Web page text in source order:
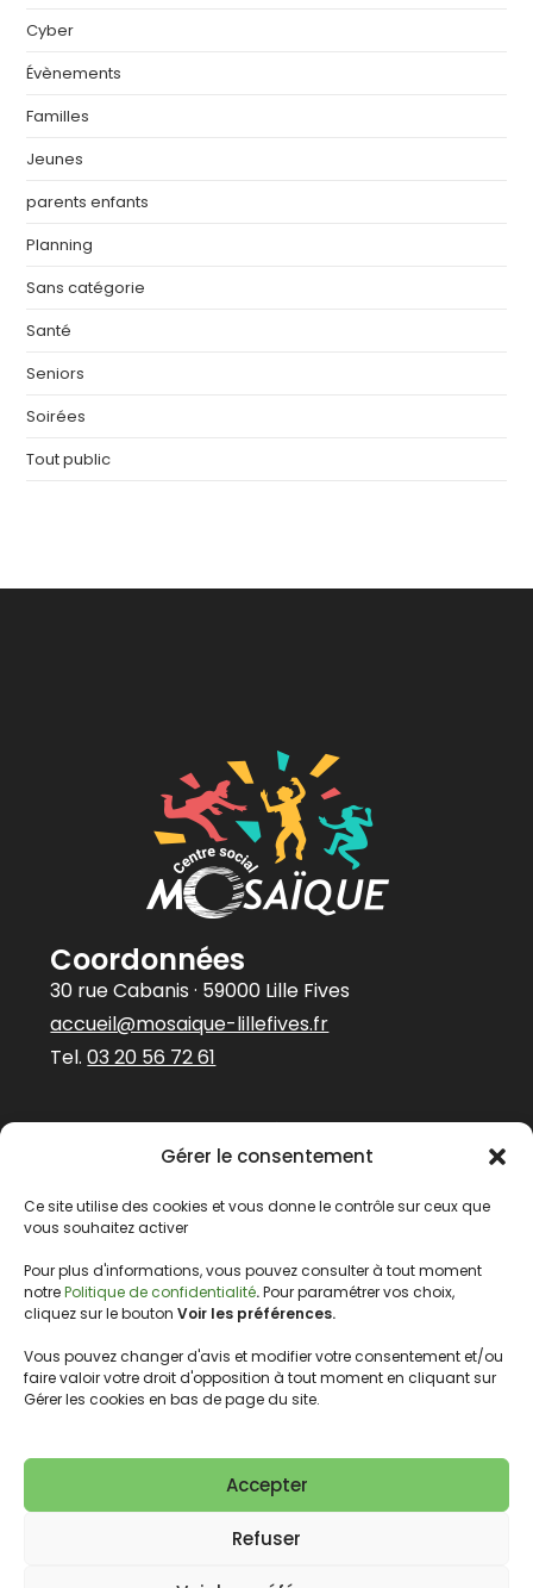
Gérer le consentement
Ce site utilise des cookies et vous donne le contrôle sur ceux que
vous souhaitez activer
Pour plus d'informations, vous pouvez consulter à tout moment
notrePolitique de confidentialité.Pour paramétrer vos choix,
cliquez sur le bouton Voir les préférences.
Vous pouvez changer d'avis et modifier votre consentement et/ou
faire valoir votre droit d'opposition à tout moment en cliquant sur
Gérer les cookies en bas de page du site.
Accepter
Refuser
Cyber
Évènements
Familles
Jeunes
parents enfants
Planning
Sans catégorie
Santé
Seniors
Soirées
Tout public
Coordonnées
30 rue Cabanis · 59000 Lille Fives
accueil@mosaique-lillefives.fr
Tel.03 20 56 72 61
Abonnez-vous à
notre newsletter
E-mail*
Nous gardons vos données privées et ne les
Lire notre politique de confidentialité.